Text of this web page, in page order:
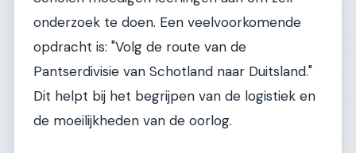
onderzoek te doen. Een veelvoorkomende
opdracht is: "Volg de route van de
Pantserdivisie van Schotland naar Duitsland."
Dit helpt bij het begrijpen van de logistiek en
de moeilijkheden van de oorlog.